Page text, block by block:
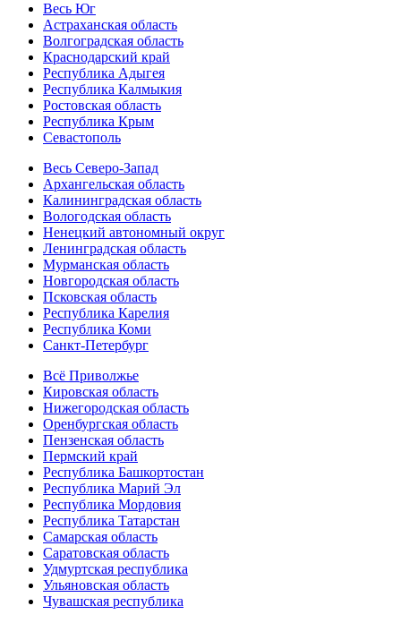
Весь Юг
Астраханская область
Волгоградская область
Краснодарский край
Республика Адыгея
Республика Калмыкия
Ростовская область
Республика Крым
Севастополь
Весь Северо-Запад
Архангельская область
Калининградская область
Вологодская область
Ненецкий автономный округ
Ленинградская область
Мурманская область
Новгородская область
Псковская область
Республика Карелия
Республика Коми
Санкт-Петербург
Всё Приволжье
Кировская область
Нижегородская область
Оренбургская область
Пензенская область
Пермский край
Республика Башкортостан
Республика Марий Эл
Республика Мордовия
Республика Татарстан
Самарская область
Саратовская область
Удмуртская республика
Ульяновская область
Чувашская республика